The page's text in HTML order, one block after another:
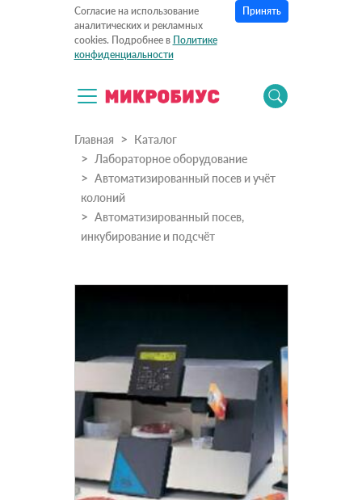
Согласие на использование
аналитических и рекламных
cookies. Подробнее в Политике
конфиденциальности
Принять
Главная
Каталог
Лабораторное оборудование
Автоматизированный посев и учёт
колоний
Автоматизированный посев,
инкубирование и подсчёт